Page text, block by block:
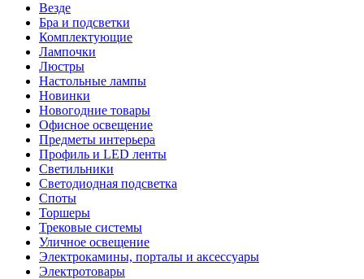
Везде
Бра и подсветки
Комплектующие
Лампочки
Люстры
Настольные лампы
Новинки
Новогодние товары
Офисное освещение
Предметы интерьера
Профиль и LED ленты
Светильники
Светодиодная подсветка
Споты
Торшеры
Трековые системы
Уличное освещение
Электрокамины, порталы и аксессуары
Электротовары